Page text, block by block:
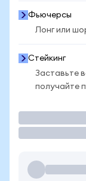
Фьючерсы
Лонг или
Стейкинг
Заставьте
получайте